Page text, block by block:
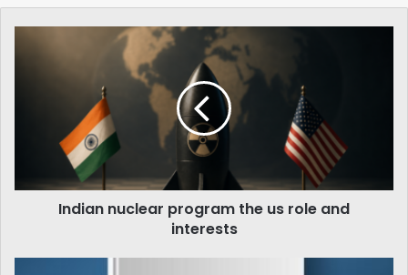
Indian nuclear program the us role and
interests